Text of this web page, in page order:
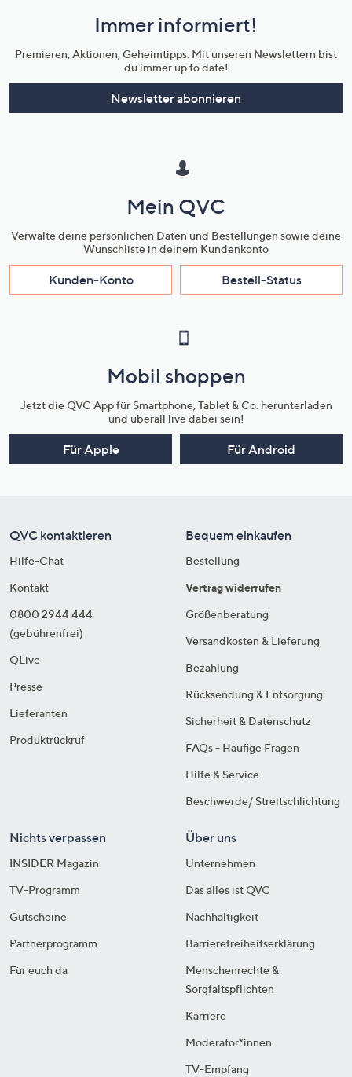
Unternehmensinformationen
Immer informiert!
Premieren, Aktionen, Geheimtipps: Mit unseren Newslettern bist
du immer up to date!
Newsletter abonnieren
Mein QVC
Verwalte deine persönlichen Daten und Bestellungen sowie deine
Wunschliste in deinem Kundenkonto
Kunden-Konto Bestell-Status
Mobil shoppen
Jetzt die QVC App für Smartphone, Tablet & Co. herunterladen
und überall live dabei sein!
Für Apple Für Android
QVC kontaktieren
Hilfe-Chat
Kontakt
0800 2944 444
(gebührenfrei)
QLive
Presse
Lieferanten
Produktrückruf
Bequem einkaufen
Bestellung
Vertrag widerrufen
Größenberatung
Versandkosten & Lieferung
Bezahlung
Rücksendung & Entsorgung
Sicherheit & Datenschutz
FAQs - Häufige Fragen
Hilfe & Service
Beschwerde/ Streitschlichtung
Nichts verpassen
INSIDER Magazin
TV-Programm
Gutscheine
Partnerprogramm
Für euch da
Über uns
Unternehmen
Das alles ist QVC
Nachhaltigkeit
Barrierefreiheitserklärung
Menschenrechte &
Sorgfaltspflichten
Karriere
Moderator*innen
TV-Empfang